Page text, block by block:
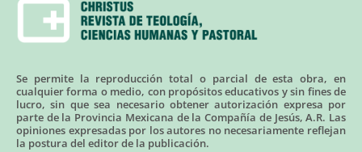
Se permite la reproducción total o parcial de esta obra, en
cualquier forma o medio, con propósitos educativos y sin fines de
lucro, sin que sea necesario obtener autorización expresa por
parte de la Provincia Mexicana de la Compañía de Jesús, A.R. Las
opiniones expresadas por los autores no necesariamente reflejan
la postura del editor de la publicación.